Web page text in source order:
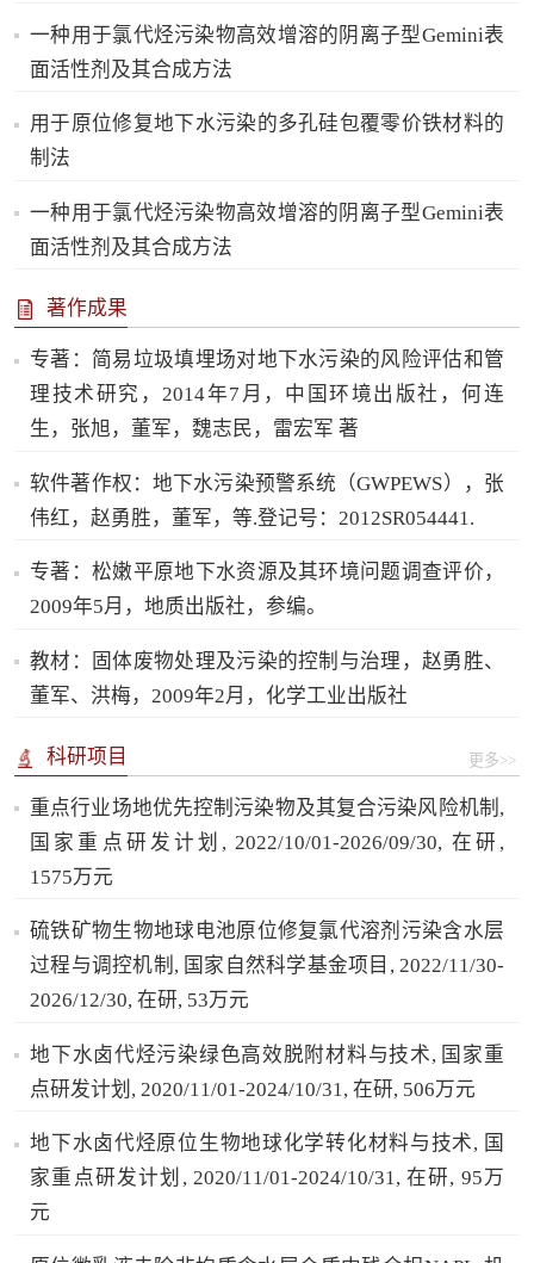
一种用于氯代烃污染物高效增溶的阴离子型Gemini表
面活性剂及其合成方法
用于原位修复地下水污染的多孔硅包覆零价铁材料的
制法
一种用于氯代烃污染物高效增溶的阴离子型Gemini表
面活性剂及其合成方法
著作成果
专著：简易垃圾填埋场对地下水污染的风险评估和管
理技术研究，2014年7月，中国环境出版社，何连
生，张旭，董军，魏志民，雷宏军 著
软件著作权：地下水污染预警系统（GWPEWS），张
伟红，赵勇胜，董军，等.登记号：2012SR054441.
专著：松嫩平原地下水资源及其环境问题调查评价，
2009年5月，地质出版社，参编。
教材：固体废物处理及污染的控制与治理，赵勇胜、
董军、洪梅，2009年2月，化学工业出版社
科研项目 更多>>
重点行业场地优先控制污染物及其复合污染风险机制,
国家重点研发计划, 2022/10/01-2026/09/30, 在研,
1575万元
硫铁矿物生物地球电池原位修复氯代溶剂污染含水层
过程与调控机制, 国家自然科学基金项目, 2022/11/30-
2026/12/30, 在研, 53万元
地下水卤代烃污染绿色高效脱附材料与技术, 国家重
点研发计划, 2020/11/01-2024/10/31, 在研, 506万元
地下水卤代烃原位生物地球化学转化材料与技术, 国
家重点研发计划, 2020/11/01-2024/10/31, 在研, 95万
元